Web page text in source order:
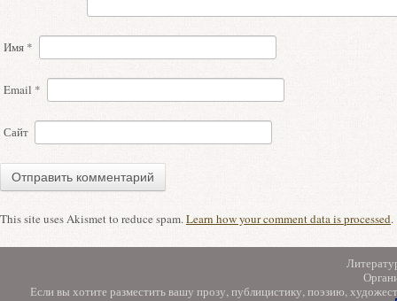
Имя *
Email *
Сайт
This site uses Akismet to reduce spam. Learn how your comment data is processed.
Если вы хотите разместить вашу прозу, публицистику, поэзию,